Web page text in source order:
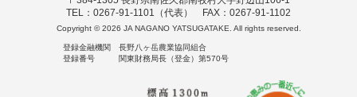
TEL：0267-91-1101（代表） FAX：0267-91-1102
Copyright ©2026 JA NAGANO YATSUGATAKE. All rights reserved.
登録金融機関 長野八ヶ岳農業協同組合
登録番号 関東財務局長（登金）第570号